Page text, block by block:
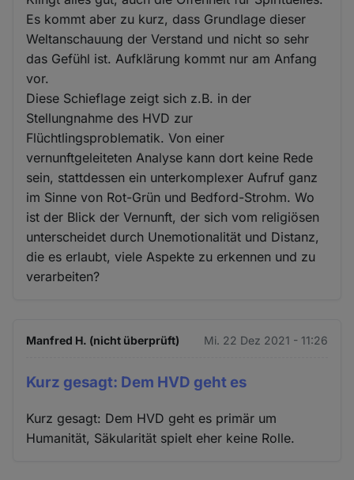
Es kommt aber zu kurz, dass Grundlage dieser
Weltanschauung der Verstand und nicht so sehr
das Gefühl ist. Aufklärung kommt nur am Anfang
vor.
Diese Schieflage zeigt sich z.B. in der
Stellungnahme des HVD zur
Flüchtlingsproblematik. Von einer
vernunftgeleiteten Analyse kann dort keine Rede
sein, stattdessen ein unterkomplexer Aufruf ganz
im Sinne von Rot-Grün und Bedford-Strohm. Wo
ist der Blick der Vernunft, der sich vom religiösen
unterscheidet durch Unemotionalität und Distanz,
die es erlaubt, viele Aspekte zu erkennen und zu
verarbeiten?
Manfred H. (nicht überprüft) Mi. 22 Dez 2021 - 11:26
Kurz gesagt: Dem HVD geht es
Kurz gesagt: Dem HVD geht es primär um
Humanität, Säkularität spielt eher keine Rolle.